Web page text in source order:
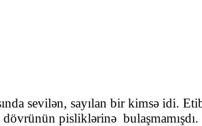
sevilən, sayılan bir kimsə idi.
pisliklərinə bulaşmamışdı.